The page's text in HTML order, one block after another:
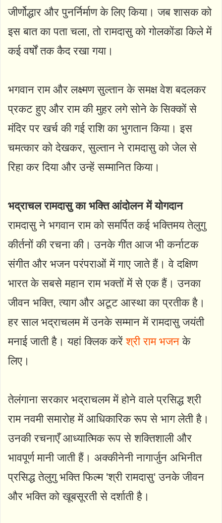
जीर्णोद्धार और पुनर्निर्माण के लिए किया। जब शासक को
इस बात का पता चला, तो रामदासु को गोलकोंडा किले में
कई वर्षों तक कैद रखा गया।
भगवान राम और लक्ष्मण सुल्तान के समक्ष वेश बदलकर
प्रकट हुए और राम की मुहर लगे सोने के सिक्कों से
मंदिर पर खर्च की गई राशि का भुगतान किया। इस
चमत्कार को देखकर, सुल्तान ने रामदासु को जेल से
रिहा कर दिया और उन्हें सम्मानित किया।
भद्राचल रामदासु का भक्ति आंदोलन में योगदान
रामदासु ने भगवान राम को समर्पित कई भक्तिमय तेलुगु
कीर्तनों की रचना की। उनके गीत आज भी कर्नाटक
संगीत और भजन परंपराओं में गाए जाते हैं। वे दक्षिण
भारत के सबसे महान राम भक्तों में से एक हैं। उनका
जीवन भक्ति, त्याग और अटूट आस्था का प्रतीक है।
हर साल भद्राचलम में उनके सम्मान में रामदासु जयंती
मनाई जाती है। यहां क्लिक करेंश्री राम भजन के
लिए।
तेलंगाना सरकार भद्राचलम में होने वाले प्रसिद्ध श्री
राम नवमी समारोह में आधिकारिक रूप से भाग लेती है।
उनकी रचनाएँ आध्यात्मिक रूप से शक्तिशाली और
भावपूर्ण मानी जाती हैं। अक्कीनेनी नागार्जुन अभिनीत
प्रसिद्ध तेलुगु भक्ति फिल्म 'श्री रामदासु' उनके जीवन
और भक्ति को खूबसूरती से दर्शाती है।